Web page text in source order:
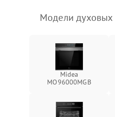
Модели
Midea
MO96000MGB